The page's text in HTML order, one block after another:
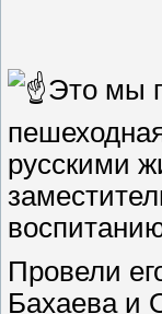
Это мы
русскими
Провели
Бахаева и